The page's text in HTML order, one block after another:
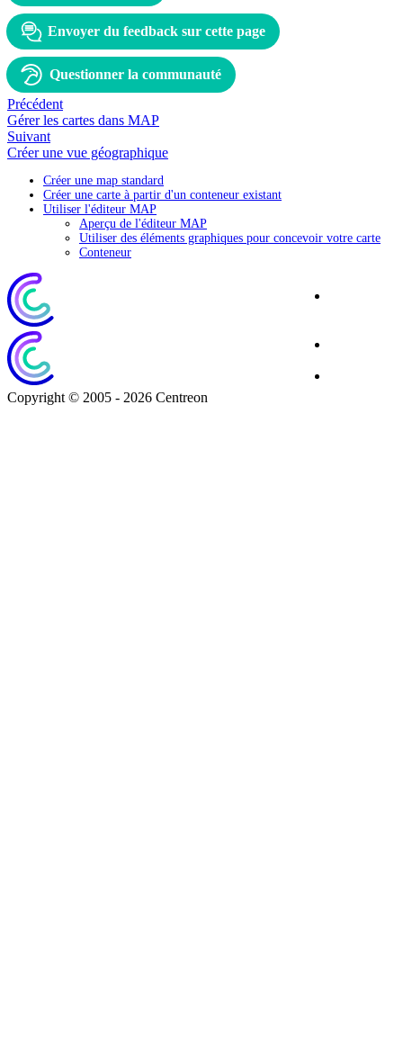
Envoyer du feedback sur cette page
Questionner la communauté
Précédent
Gérer les cartes dans MAP
Suivant
Créer une vue géographique
Créer une map standard
Créer une carte à partir d'un conteneur existant
Utiliser l'éditeur MAP
Aperçu de l'éditeur MAP
Utiliser des éléments graphiques pour concevoir votre carte
Conteneur
Copyright © 2005 - 2026 Centreon